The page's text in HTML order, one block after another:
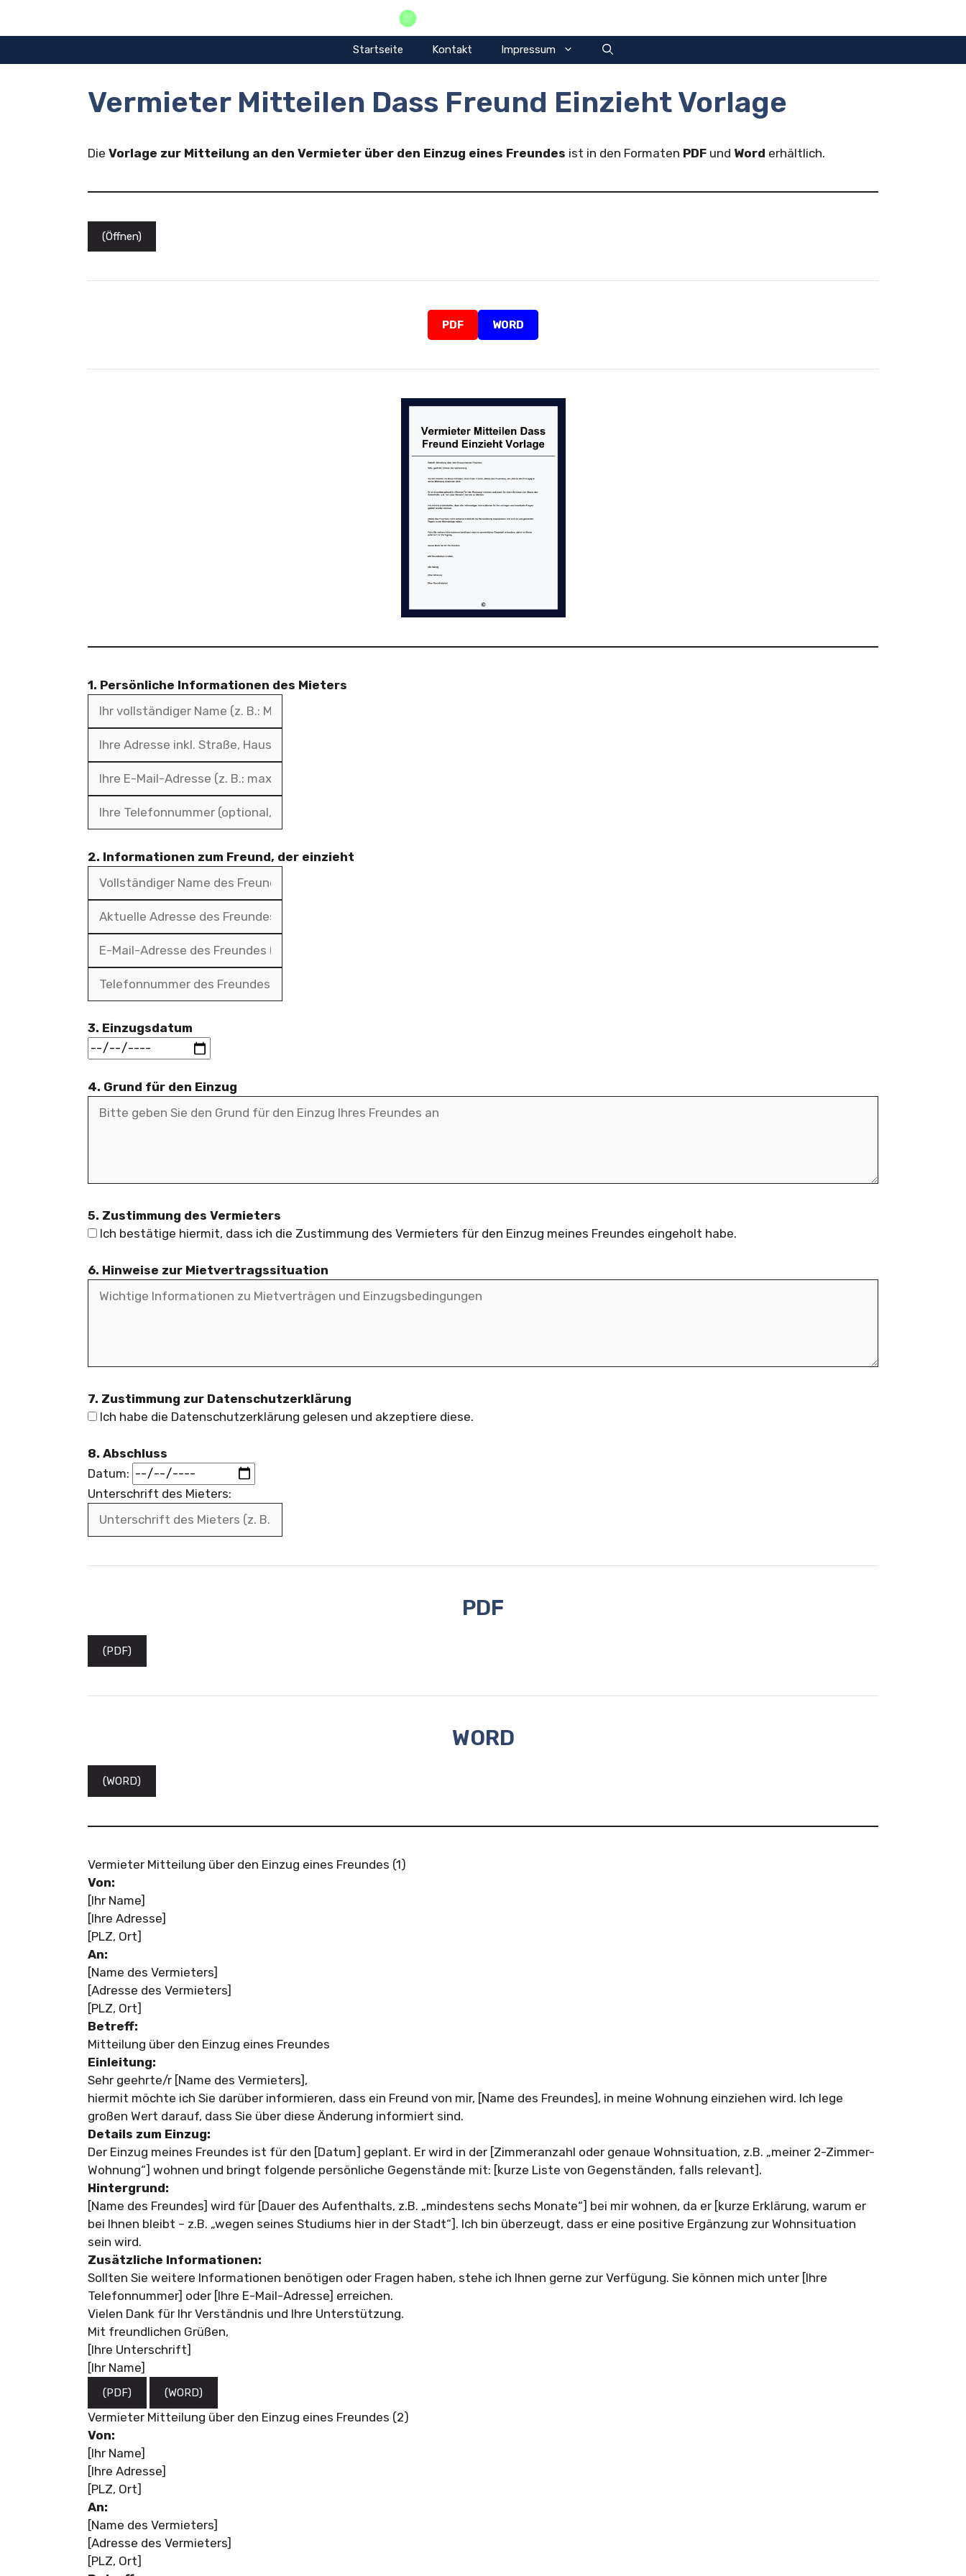
Startseite Kontakt Impressum
Vermieter Mitteilen Dass Freund Einzieht Vorlage
Die Vorlage zur Mitteilung an den Vermieter über den Einzug eines Freundes ist in den Formaten PDF und Word erhältlich.
(Öffnen)
PDF WORD
1. Persönliche Informationen des Mieters
2. Informationen zum Freund, der einzieht
3. Einzugsdatum
4. Grund für den Einzug
5. Zustimmung des Vermieters
Ich bestätige hiermit, dass ich die Zustimmung des Vermieters für den Einzug meines Freundes eingeholt habe.
6. Hinweise zur Mietvertragssituation
7. Zustimmung zur Datenschutzerklärung
Ich habe die Datenschutzerklärung gelesen und akzeptiere diese.
8. Abschluss
Datum:
Unterschrift des Mieters:
PDF
(PDF)
WORD
(WORD)
Vermieter Mitteilung über den Einzug eines Freundes (1)
Von:
[Ihr Name]
[Ihre Adresse]
[PLZ, Ort]
An:
[Name des Vermieters]
[Adresse des Vermieters]
[PLZ, Ort]
Betreff:
Mitteilung über den Einzug eines Freundes
Einleitung:
Sehr geehrte/r [Name des Vermieters],
hiermit möchte ich Sie darüber informieren, dass ein Freund von mir, [Name des Freundes], in meine Wohnung einziehen wird. Ich lege
großen Wert darauf, dass Sie über diese Änderung informiert sind.
Details zum Einzug:
Der Einzug meines Freundes ist für den [Datum] geplant. Er wird in der [Zimmeranzahl oder genaue Wohnsituation, z.B. „meiner 2-Zimmer-
Wohnung“] wohnen und bringt folgende persönliche Gegenstände mit: [kurze Liste von Gegenständen, falls relevant].
Hintergrund:
[Name des Freundes] wird für [Dauer des Aufenthalts, z.B. „mindestens sechs Monate“] bei mir wohnen, da er [kurze Erklärung, warum er
bei Ihnen bleibt – z.B. „wegen seines Studiums hier in der Stadt“]. Ich bin überzeugt, dass er eine positive Ergänzung zur Wohnsituation
sein wird.
Zusätzliche Informationen:
Sollten Sie weitere Informationen benötigen oder Fragen haben, stehe ich Ihnen gerne zur Verfügung. Sie können mich unter [Ihre
Telefonnummer] oder [Ihre E-Mail-Adresse] erreichen.
Vielen Dank für Ihr Verständnis und Ihre Unterstützung.
Mit freundlichen Grüßen,
[Ihre Unterschrift]
[Ihr Name]
(PDF) (WORD)
Vermieter Mitteilung über den Einzug eines Freundes (2)
Von:
[Ihr Name]
[Ihre Adresse]
[PLZ, Ort]
An:
[Name des Vermieters]
[Adresse des Vermieters]
[PLZ, Ort]